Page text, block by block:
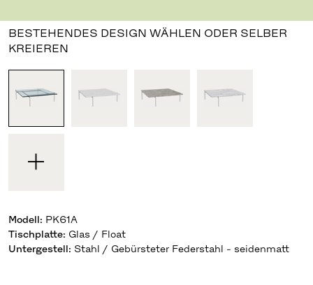
BESTEHENDES DESIGN WÄHLEN ODER SELBER
KREIEREN
Modell: PK61A
Tischplatte: Glas / Float
Untergestell: Stahl / Gebürsteter Federstahl - seidenmatt